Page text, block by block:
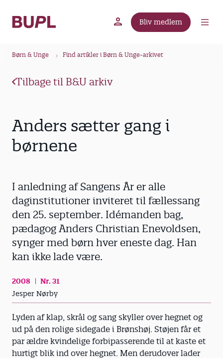
Bliv medlem
Børn & Unge Find artikler i Børn & Unge-arkivet
Tilbage til B&U arkiv
Anders sætter gang i
børnene
I anledning af Sangens År er alle
daginstitutioner inviteret til fællessang
den 25. september. Idémanden bag,
pædagog Anders Christian Enevoldsen,
synger med børn hver eneste dag. Han
kan ikke lade være.
2008
Nr. 31
Jesper Nørby
Lyden af klap, skrål og sang skyller over hegnet og
ud på den rolige sidegade i Brønshøj. Støjen får et
par ældre kvindelige forbipasserende til at kaste et
hurtigt blik ind over hegnet. Men derudover lader